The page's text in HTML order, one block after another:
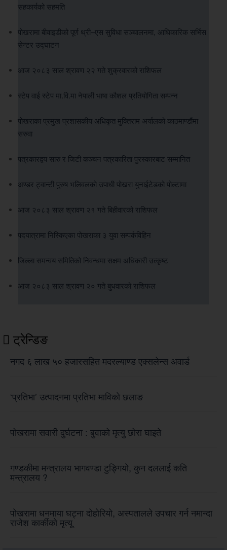
सहकार्यको सहमति
पोखरामा बीवाइडीको पूर्ण थ्री–एस सुविधा सञ्चालनमा, आधिकारिक सर्भिस
सेन्टर उद्घाटन
आज २०८३ साल श्रावण २२ गते शुक्रवारको राशिफल
स्टेप वाई स्टेप मा.वि.मा नेपाली भाषा कौशल प्रतियोगिता सम्पन्न
पोखराका प्रमुख प्रशासकीय अधिकृत मुक्तिराम अर्यालको काठमाण्डौंमा
सरुवा
पत्रकारद्वय सारु र जिटी कञ्चन पत्रकारिता पुरस्कारबाट सम्मानित
अण्डर ट्वान्टी पुरुष भलिवलको उपाधी पोखरा युनाईटेडको पोल्टामा
आज २०८३ साल श्रावण २१ गते बिहीवारको राशिफल
पदयात्रामा निस्किएका पोखराका ३ युवा सम्पर्कविहिन
जिल्ला समन्वय समितिको निवन्धमा सक्षम अधिकारी उत्कृष्ट
आज २०८३ साल श्रावण २० गते बुधवारको राशिफल
ट्रेन्डिङ
नगद ६ लाख ५० हजारसहित मदरल्याण्ड एक्सलेन्स अवार्ड
‘प्रतिभा’ उत्पादनमा प्रतिभा माविको छलाङ
पोखरामा सवारी दुर्घटना : बुवाको मृत्यु छोरा घाइते
गण्डकीमा मन्त्रालय भागवण्डा टुङ्गियो, कुन दललाई कति
मन्त्रालय ?
पोखरामा धनमाया घट्ना दोहोरियो, अस्पतालले उपचार गर्न नमान्दा
राजेश कार्कीको मृत्यू